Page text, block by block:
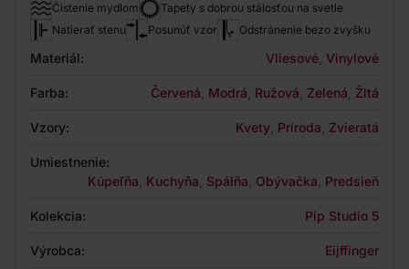
Čistenie mydlom
Tapety s dobrou stálosťou na svetle
Natierať stenu
Posunúť vzor Odstránenie bezo zvyšku
Materiál: Vliesové Vinylové
Farba: Červená Modrá Ružová Zelená Žltá
Vzory: Kvety Príroda Zvieratá
Umiestnenie:
Kúpeľňa Kuchyňa Spálňa Obývačka Predsieň
Kolekcia: Pip Studio 5
Výrobca: Eijffinger